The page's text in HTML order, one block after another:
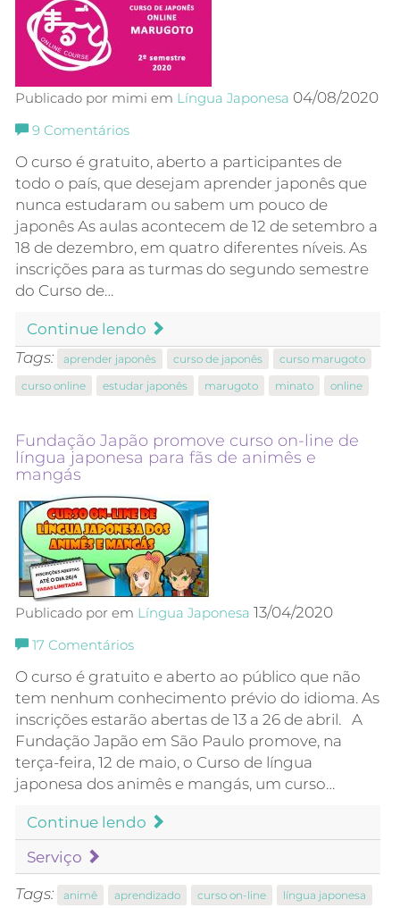
Publicado por mimi em Língua Japonesa 04/08/2020
9 Comentários
O curso é gratuito, aberto a participantes de
todo o país, que desejam aprender japonês que
nunca estudaram ou sabem um pouco de
japonês As aulas acontecem de 12 de setembro a
18 de dezembro, em quatro diferentes níveis. As
inscrições para as turmas do segundo semestre
do Curso de…
Continue lendo
Tags:
aprender japonês curso de japonês
curso marugoto
curso online
estudar japonês marugoto minato online
Fundação Japão promove curso on-line de
língua japonesa para fãs de animês e
mangás
Publicado por em Língua Japonesa 13/04/2020
17 Comentários
O curso é gratuito e aberto ao público que não
tem nenhum conhecimento prévio do idioma. As
inscrições estarão abertas de 13 a 26 de abril. A
Fundação Japão em São Paulo promove, na
terça-feira, 12 de maio, o Curso de língua
japonesa dos animês e mangás, um curso…
Continue lendo
Serviço
Tags: animê aprendizado curso on-line
língua japonesa